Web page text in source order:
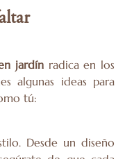
jardín radica en los
algunas ideas para
tú:
Desde un diseño